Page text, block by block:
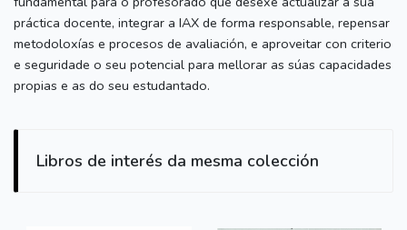
práctica docente, integrar a IAX de forma responsable, repensar
metodoloxías e procesos de avaliación, e aproveitar con criterio
e seguridade o seu potencial para mellorar as súas capacidades
propias e as do seu estudantado.
Libros de interés da mesma colección